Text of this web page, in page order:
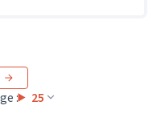
: 25